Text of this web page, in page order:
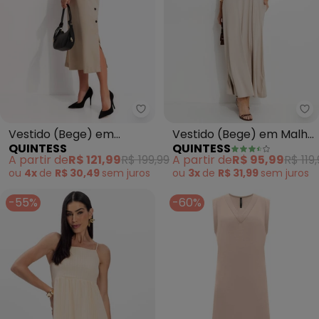
Quintess - Vestido (Bege) em
Vestido (Bege) em
Tecido de Alfaiataria
QUINTESS
A partir deR$ 121,99R$ 199,99
ou 4x de R$ 30,49 sem juros
Vestido (Bege) em Malha
de Viscose
QUINTESS
A partir deR$ 95,99R$
ou 3x de R$ 31,99 sem juros
-55% -60%